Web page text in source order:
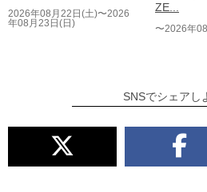
2026年08月22日(土)〜2026
年08月23日(日)
ZE...
〜2026年
SNSでシェアし